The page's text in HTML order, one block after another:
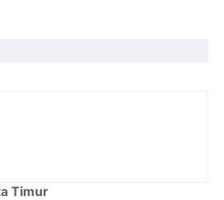
Timur